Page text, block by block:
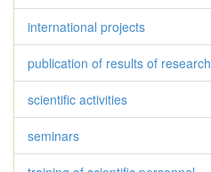
international projects
publication of results of research
scientific activities
seminars